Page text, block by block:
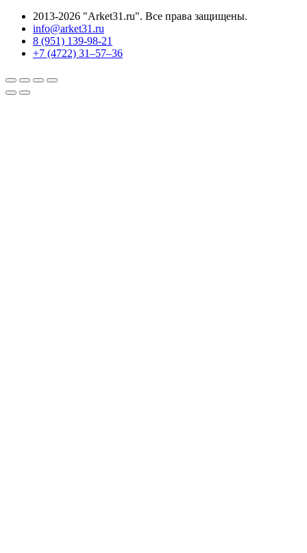
2013-2026 "Arket31.ru". Все права защищены.
info@arket31.ru
8 (951) 139-98-21
+7 (4722) 31‒57‒36